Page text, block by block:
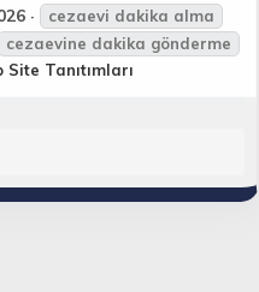
cezaevi dakika alma
cezaevine dakika gönderme
Site Tanıtımları